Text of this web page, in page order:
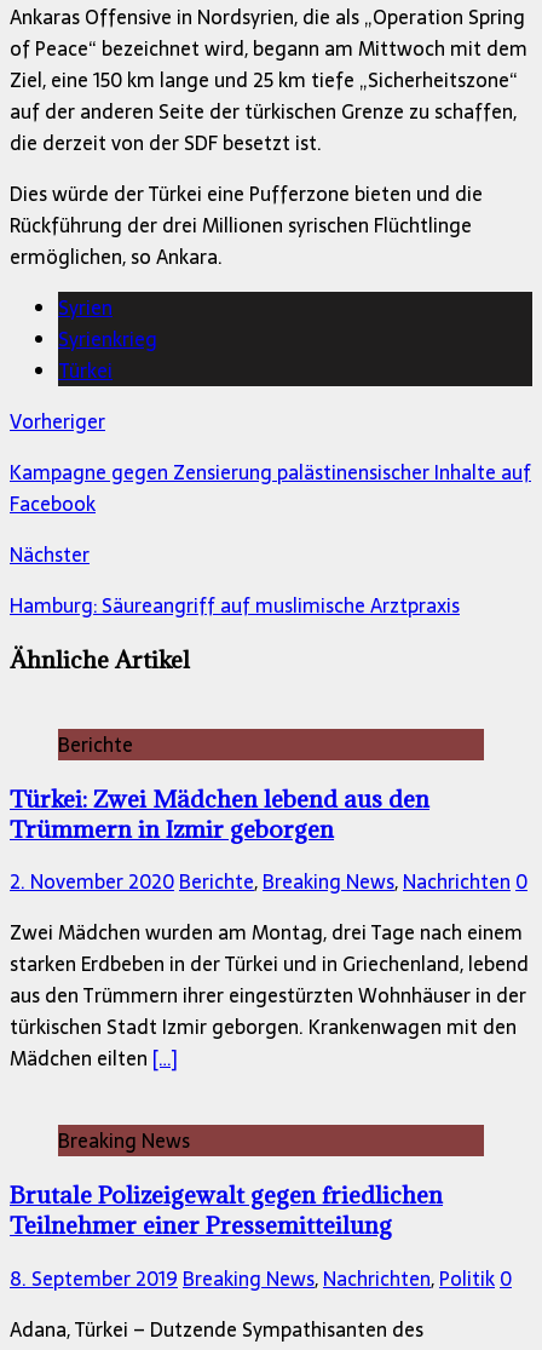
Ankaras Offensive in Nordsyrien, die als „Operation Spring
of Peace“ bezeichnet wird, begann am Mittwoch mit dem
Ziel, eine 150 km lange und 25 km tiefe „Sicherheitszone“
auf der anderen Seite der türkischen Grenze zu schaffen,
die derzeit von der SDF besetzt ist.
Dies würde der Türkei eine Pufferzone bieten und die
Rückführung der drei Millionen syrischen Flüchtlinge
ermöglichen, so Ankara.
Syrien
Syrienkrieg
Türkei
Vorheriger
Kampagne gegen Zensierung palästinensischer Inhalte auf
Facebook
Nächster
Hamburg: Säureangriff auf muslimische Arztpraxis
Ähnliche Artikel
Berichte
Türkei: Zwei Mädchen lebend aus den
Trümmern in Izmir geborgen
2. November 2020Berichte,Breaking News,Nachrichten0
Zwei Mädchen wurden am Montag, drei Tage nach einem
starken Erdbeben in der Türkei und in Griechenland, lebend
aus den Trümmern ihrer eingestürzten Wohnhäuser in der
türkischen Stadt Izmir geborgen. Krankenwagen mit den
Mädchen eilten […]
Breaking News
Brutale Polizeigewalt gegen friedlichen
Teilnehmer einer Pressemitteilung
8. September 2019 Breaking News,Nachrichten,Politik0
Adana, Türkei – Dutzende Sympathisanten des